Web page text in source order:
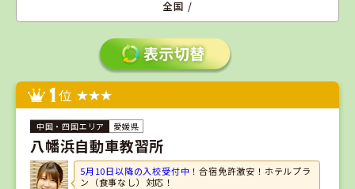
全国 /
1位
愛媛県
八幡浜自動車教習所
5月10日以降の入校受付中！合宿免許激安！ホテルプラ
ン（食事なし）対応！